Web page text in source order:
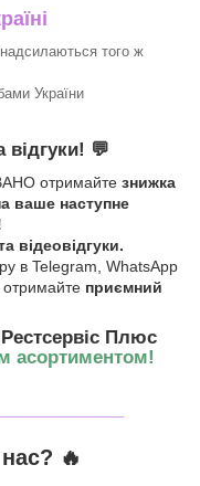
того ж
України
відгуки! 💬
отримайте знижка
ваше наступне
відеовідгуки.
в Telegram, WhatsApp
отримайте приємний
Плюс
асортиментом!
🔥